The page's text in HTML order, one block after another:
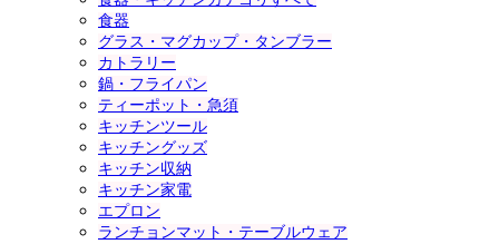
食器
グラス・マグカップ・タンブラー
カトラリー
鍋・フライパン
ティーポット・急須
キッチンツール
キッチングッズ
キッチン収納
キッチン家電
エプロン
ランチョンマット・テーブルウェア